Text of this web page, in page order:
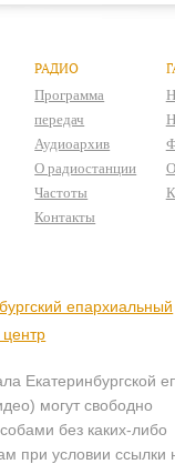
РАДИО
Программа
передач
Аудиоархив
О радиостанции
Частоты
Контакты
епархиальный
Екатеринбургской
могут свободно
без каких-либо
при условии ссылки